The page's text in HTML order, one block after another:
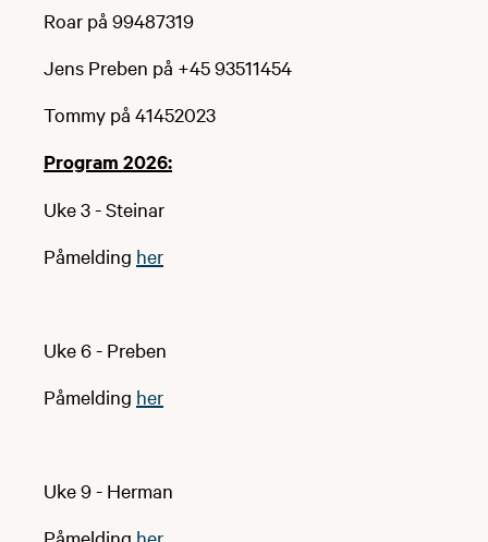
Roar på 99487319
Jens Preben på +45 93511454
Tommy på 41452023
Program 2026:
Uke 3 - Steinar
Påmelding her
Uke 6 - Preben
Påmelding her
Uke 9 - Herman
Påmelding her